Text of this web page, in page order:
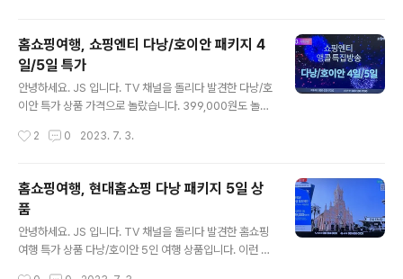
톤수 114,500톤층수 14층객실수 1,500개길이/넓이 29
0m/35.5m탑승전원 3,780명승조원 1,000명 이번 크루
주 여행은 속초항을 출발 무로란, 쿠시로, 하코다테, 부산항
의 일정입니다.하코다테는 한번 가보고 싶었던 여행지인
게 큰 크루즈를 보니 신기했..
홈쇼핑여행, 쇼핑엔티 다낭/호이안 패키지 4
일/5일 특가
안녕하세요. JS 입니다. TV 채널을 돌리다 발견한 다낭/호
이안 특가 상품 가격으로 놀랐습니다. 399,000원도 놀라
가능한가요? 항공, 호텔, 전 일정 식사 포함 상품을 구경해
상품 7월 10일 ~ 10월 28일 출발 지방 출발 가능, 부산 찍
고 대구 찍고! 5성 호텔 숙박 시타딘 펄 호이안 리조트 6대
특식 포함 퇘지김치찜, 반세오세트, 쌀국수, 삼겹살, 소불고
기, 제육쌈밥 전신마사지 1시간 포함 자유일정 오전 반나절
방송 특집 전신마사지 1시간 -> 2시간 업그레이드 객실은
2 0 2023. 7. 3.
홈쇼핑여행, 현대홈쇼핑 다낭 패키지 5일 상
품
안녕하세요. JS 입니다. TV 채널을 돌리다 발견한 홈쇼핑
여행 특가 상품 다낭/호이안 5인 여행 상품입니다. 이런 상